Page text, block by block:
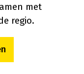
met
regio.